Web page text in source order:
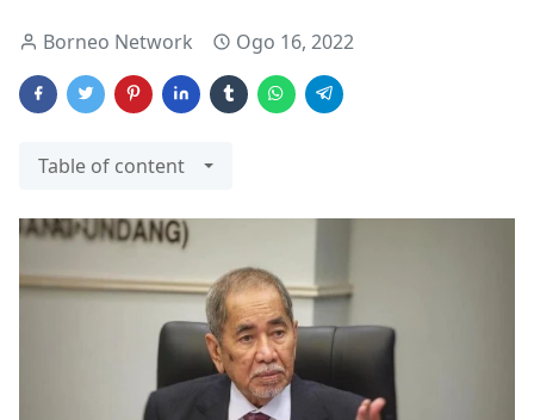
Borneo Network Ogo 16, 2022
Table of content